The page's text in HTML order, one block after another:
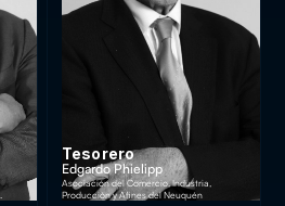
Tesorero
Edgardo Phielipp
Asociación del Comercio, Industria,
Producción y Afines del Neuquén